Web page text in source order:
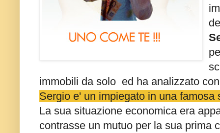
immobili da solo ed ha analizzato
Sergio e' un impiegato in una
La sua situazione economica era
contrasse un mutuo per la sua prima